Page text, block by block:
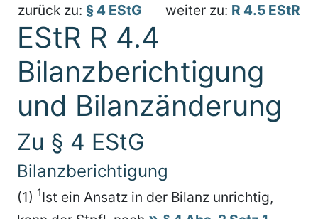
zurück zu: § 4 EStG weiter zu: R 4.5 EStR
EStR R 4.4
Bilanzberichtigung
und Bilanzänderung
Zu § 4 EStG
Bilanzberichtigung
(1) 1Ist ein Ansatz in der Bilanz unrichtig,